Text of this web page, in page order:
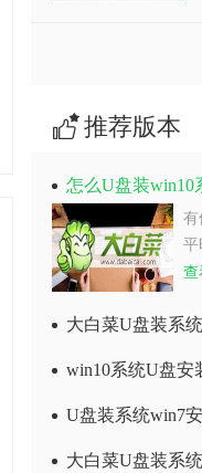
推荐版本
怎么U盘装win10
有
平
查
win10系统U盘安
大白菜U盘装系